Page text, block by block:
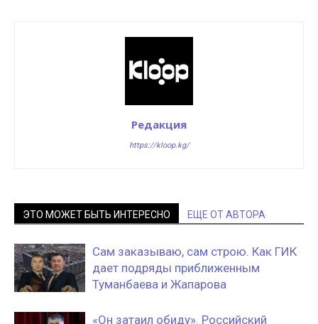
Редакция
https://kloop.kg/
ЭТО МОЖЕТ БЫТЬ ИНТЕРЕСНО ЕЩЕ ОТ АВТОРА
Сам заказываю, сам строю. Как ГИК
дает подряды приближенным
Туманбаева и Жапарова
«Он затаил обиду». Российский